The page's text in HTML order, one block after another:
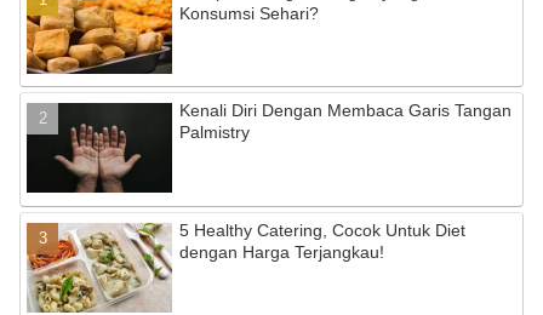
Konsumsi Sehari?
Kenali Diri Dengan Membaca Garis Tangan
Palmistry
5 Healthy Catering, Cocok Untuk Diet
dengan Harga Terjangkau!